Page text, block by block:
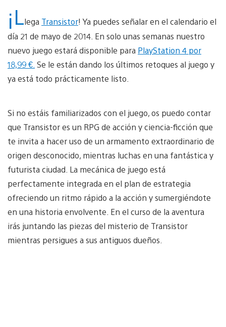
¡Llega Transistor! Ya puedes señalar en el calendario el
día 21 de mayo de 2014. En solo unas semanas nuestro
nuevo juego estará disponible para PlayStation 4 por
18,99 €. Se le están dando los últimos retoques al juego y
ya está todo prácticamente listo.
Si no estáis familiarizados con el juego, os puedo contar
que Transistor es un RPG de acción y ciencia-ficción que
te invita a hacer uso de un armamento extraordinario de
origen desconocido, mientras luchas en una fantástica y
futurista ciudad. La mecánica de juego está
perfectamente integrada en el plan de estrategia
ofreciendo un ritmo rápido a la acción y sumergiéndote
en una historia envolvente. En el curso de la aventura
irás juntando las piezas del misterio de Transistor
mientras persigues a sus antiguos dueños.